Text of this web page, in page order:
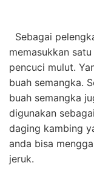
Sebagai
memasukkan
pencuci mulut.
buah semangka.
buah semangka
digunakan
daging kambing
anda bisa
jeruk.